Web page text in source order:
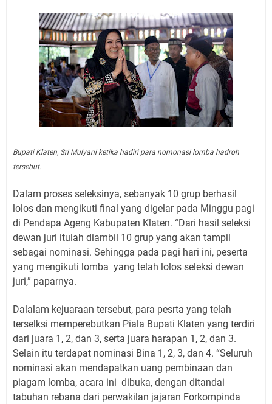
Bupati Klaten, Sri Mulyani ketika hadiri para nomonasi lomba hadroh
tersebut.
Dalam proses seleksinya, sebanyak 10 grup berhasil
lolos dan mengikuti final yang digelar pada Minggu pagi
di Pendapa Ageng Kabupaten Klaten. “Dari hasil seleksi
dewan juri itulah diambil 10 grup yang akan tampil
sebagai nominasi. Sehingga pada pagi hari ini, peserta
yang mengikuti lomba yang telah lolos seleksi dewan
juri,” paparnya.
Dalalam kejuaraan tersebut, para pesrta yang telah
terselksi memperebutkan Piala Bupati Klaten yang terdiri
dari juara 1, 2, dan 3, serta juara harapan 1, 2, dan 3.
Selain itu terdapat nominasi Bina 1, 2, 3, dan 4. “Seluruh
nominasi akan mendapatkan uang pembinaan dan
piagam lomba, acara ini dibuka, dengan ditandai
tabuhan rebana dari perwakilan jajaran Forkompinda